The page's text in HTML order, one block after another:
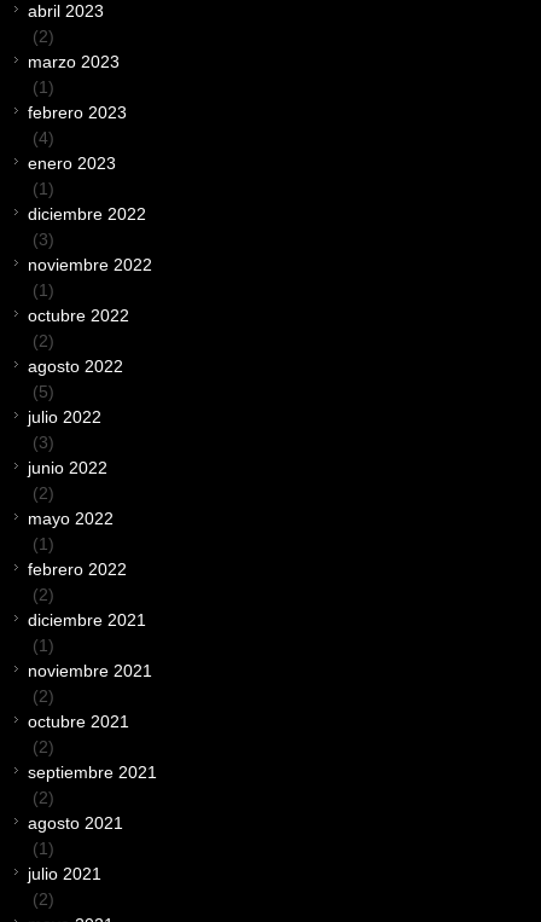
abril 2023
(2)
marzo 2023
(1)
febrero 2023
(4)
enero 2023
(1)
diciembre 2022
(3)
noviembre 2022
(1)
octubre 2022
(2)
agosto 2022
(5)
julio 2022
(3)
junio 2022
(2)
mayo 2022
(1)
febrero 2022
(2)
diciembre 2021
(1)
noviembre 2021
(2)
octubre 2021
(2)
septiembre 2021
(2)
agosto 2021
(1)
julio 2021
(2)